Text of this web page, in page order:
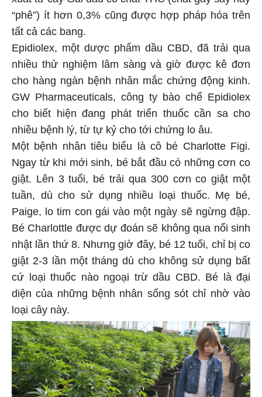
“phê”) ít hơn 0,3% cũng được hợp pháp hóa trên
tất cả các bang.
Epidiolex, một dược phẩm dầu CBD, đã trải qua
nhiều thử nghiệm lâm sàng và giờ được kê đơn
cho hàng ngàn bệnh nhân mắc chứng động kinh.
GW Pharmaceuticals, công ty bào chế Epidiolex
cho biết hiện đang phát triển thuốc cần sa cho
nhiều bệnh lý, từ tự kỷ cho tới chứng lo âu.
Một bệnh nhân tiêu biểu là cô bé Charlotte Figi.
Ngay từ khi mới sinh, bé bắt đầu có những cơn co
giật. Lên 3 tuổi, bé trải qua 300 cơn co giật một
tuần, dù cho sử dụng nhiều loại thuốc. Mẹ bé,
Paige, lo tim con gái vào một ngày sẽ ngừng đập.
Bé Charlottle được dự đoán sẽ không qua nổi sinh
nhật lần thứ 8. Nhưng giờ đây, bé 12 tuổi, chỉ bị co
giật 2-3 lần một tháng dù cho không sử dụng bất
cứ loại thuốc nào ngoại trừ dầu CBD. Bé là đại
diện của những bệnh nhân sống sót chỉ nhờ vào
loại cây này.